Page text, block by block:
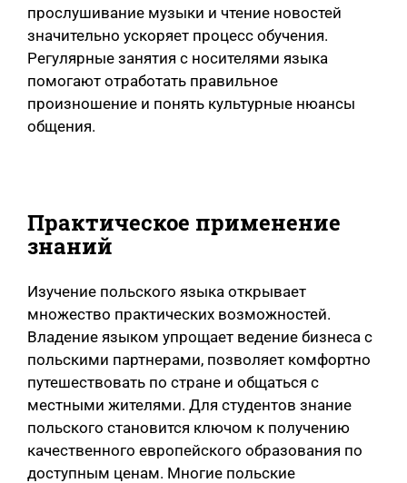
прослушивание музыки и чтение новостей
значительно ускоряет процесс обучения.
Регулярные занятия с носителями языка
помогают отработать правильное
произношение и понять культурные нюансы
общения.
Практическое применение
знаний
Изучение польского языка открывает
множество практических возможностей.
Владение языком упрощает ведение бизнеса с
польскими партнерами, позволяет комфортно
путешествовать по стране и общаться с
местными жителями. Для студентов знание
польского становится ключом к получению
качественного европейского образования по
доступным ценам. Многие польские